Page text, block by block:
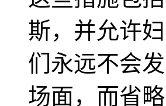
斯，并允许
们永远不会
场面，而省